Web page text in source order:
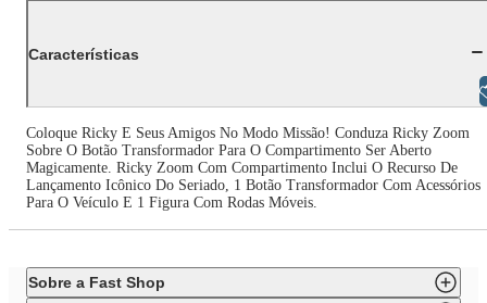
Características
Coloque Ricky E Seus Amigos No Modo Missão! Conduza Ricky Zoom
Sobre O Botão Transformador Para O Compartimento Ser Aberto
Magicamente. Ricky Zoom Com Compartimento Inclui O Recurso De
Lançamento Icônico Do Seriado, 1 Botão Transformador Com Acessórios
Para O Veículo E 1 Figura Com Rodas Móveis.
Sobre a Fast Shop